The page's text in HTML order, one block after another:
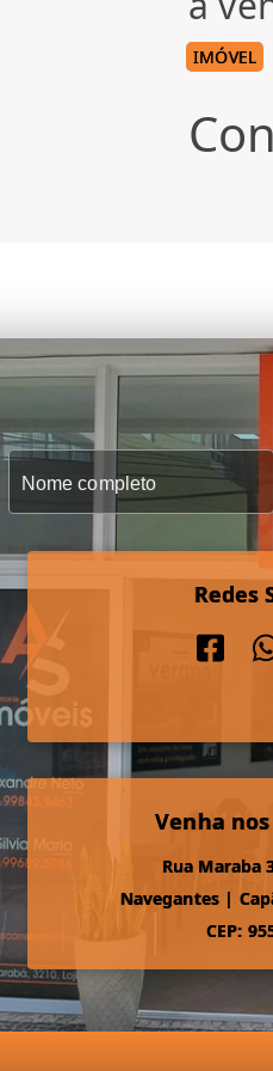
IMÓVEL
Redes
Venha
Rua Maraba
Navegantes |
CEP: